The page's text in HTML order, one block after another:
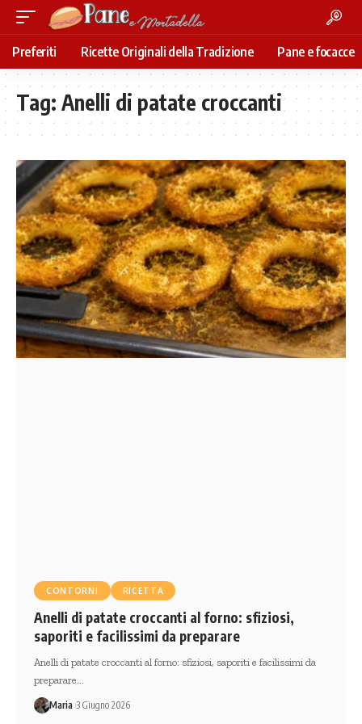
Preferiti Ricette Originali della Tradizione Pane e focacce
Tag: Anelli di patate croccanti
CONTORNI RICETTA
Anelli di patate croccanti al forno: sfiziosi,
saporiti e facilissimi da preparare
Anelli di patate croccanti al forno: sfiziosi, saporiti e facilissimi da
preparare…
Maria 3 Giugno 2026